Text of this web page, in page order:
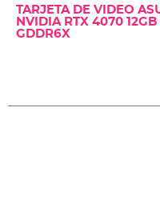
TARJETA DE VIDEO
NVIDIA RTX 4070 12GB
GDDR6X